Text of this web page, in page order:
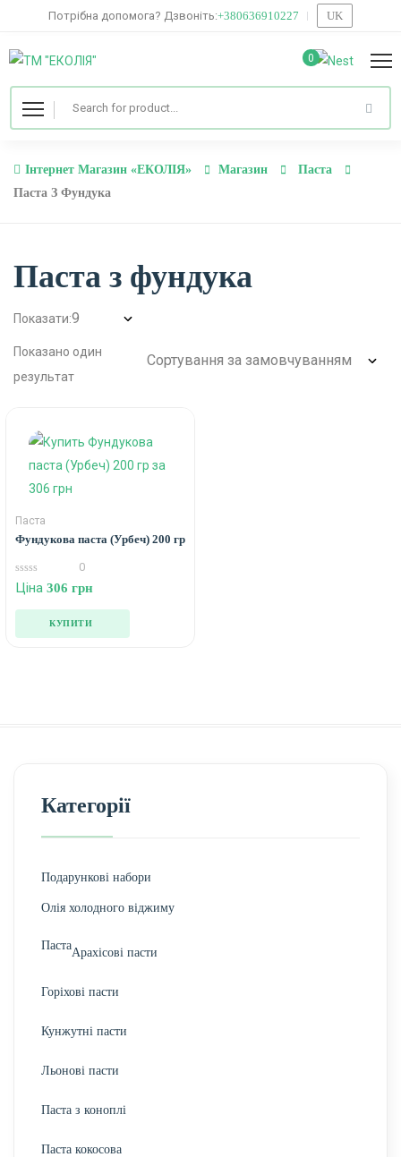
Потрібна допомога? Дзвоніть:+380636910227 UK
0
Інтернет Магазин «ЕКОЛІЯ» Магазин
Паста
Паста З Фундука
Паста з фундука
Показати:
Показано один
результат
Паста
Фундукова паста (Урбеч) 200 гр
0
out
0
Ціна 306 грн
КУПИТИ
Категорії
Подарункові набори
Олія холодного віджиму
Паста
Арахісові пасти
Горіхові пасти
Кунжутні пасти
Льонові пасти
Паста з коноплі
Паста кокосова